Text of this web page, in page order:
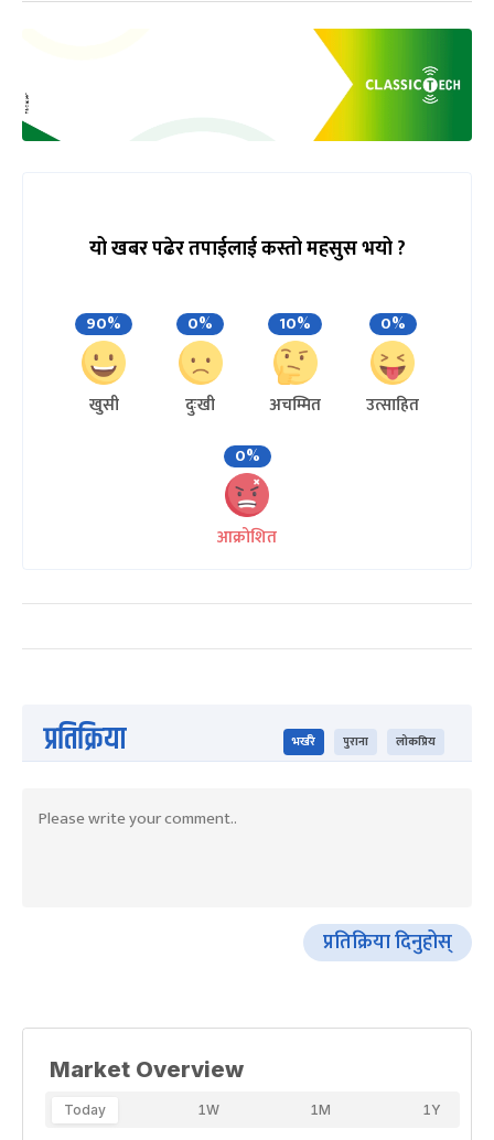
यो खबर पढेर तपाईलाई कस्तो महसुस भयो ?
90%
खुसी
0%
दुःखी
10%
अचम्मित
0%
उत्साहित
0%
आक्रोशित
प्रतिक्रिया भर्खरै पुराना लोकप्रिय
प्रतिक्रिया दिनुहोस्